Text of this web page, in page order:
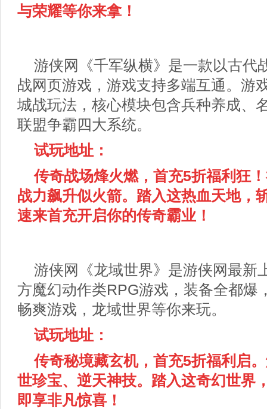
与荣耀等你来拿！
游侠网《千军纵横》是一款以古代
战网页游戏，游戏支持多端互通。游
城战玩法，核心模块包含兵种养成、
联盟争霸四大系统。
试玩地址：
传奇战场烽火燃， 首充5折福利狂
战力飙升似火箭。踏入这热血天地，
速来首充开启你的传奇霸业！
游侠网《龙域世界》是游侠网最新
方魔幻动作类RPG游戏，装备全都爆
畅爽游戏，龙域世界等你来玩。
试玩地址：
传奇秘境藏玄机，首充5折福利启
世珍宝、逆天神技。踏入这奇幻世界
即享非凡惊喜！